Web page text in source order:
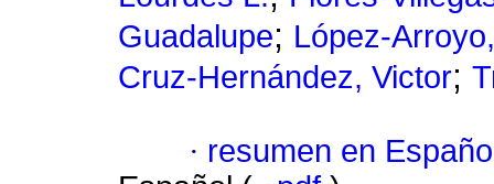
Guadalupe; López-
Cruz-Hernández, Victor;
· resumen en